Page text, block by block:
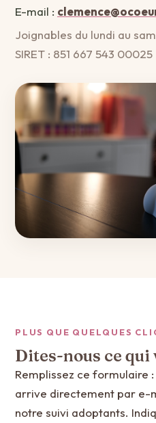
E-mail :
Joignables du lundi au
SIRET : 851 667 543 00025
PLUS QUE QUELQUES
Dites-nous ce qui
Remplissez ce formulaire
arrive directement par e-
notre suivi adoptants.